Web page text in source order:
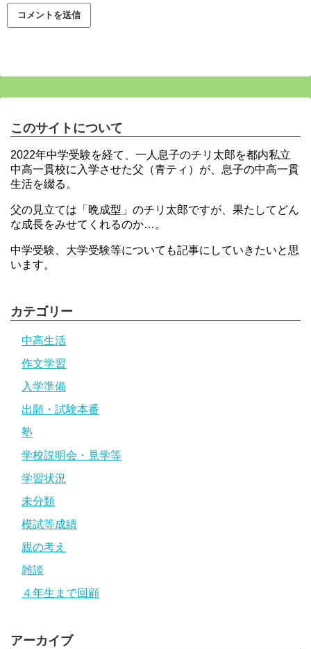
このサイトについて
2022年中学受験を経て、一人息子のチリ太郎を都内私立
中高一貫校に入学させた父（青ティ）が、息子の中高一貫
生活を綴る。
父の見立ては「晩成型」のチリ太郎ですが、果たしてどん
な成長をみせてくれるのか…。
中学受験、大学受験等についても記事にしていきたいと思
います。
カテゴリー
中高生活
作文学習
入学準備
出願・試験本番
塾
学校説明会・見学等
学習状況
未分類
模試等成績
親の考え
雑談
４年生まで回顧
アーカイブ